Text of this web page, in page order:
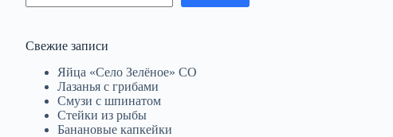
Свежие записи
Яйца «Село Зелёное» СО
Лазанья с грибами
Смузи с шпинатом
Стейки из рыбы
Банановые капкейки